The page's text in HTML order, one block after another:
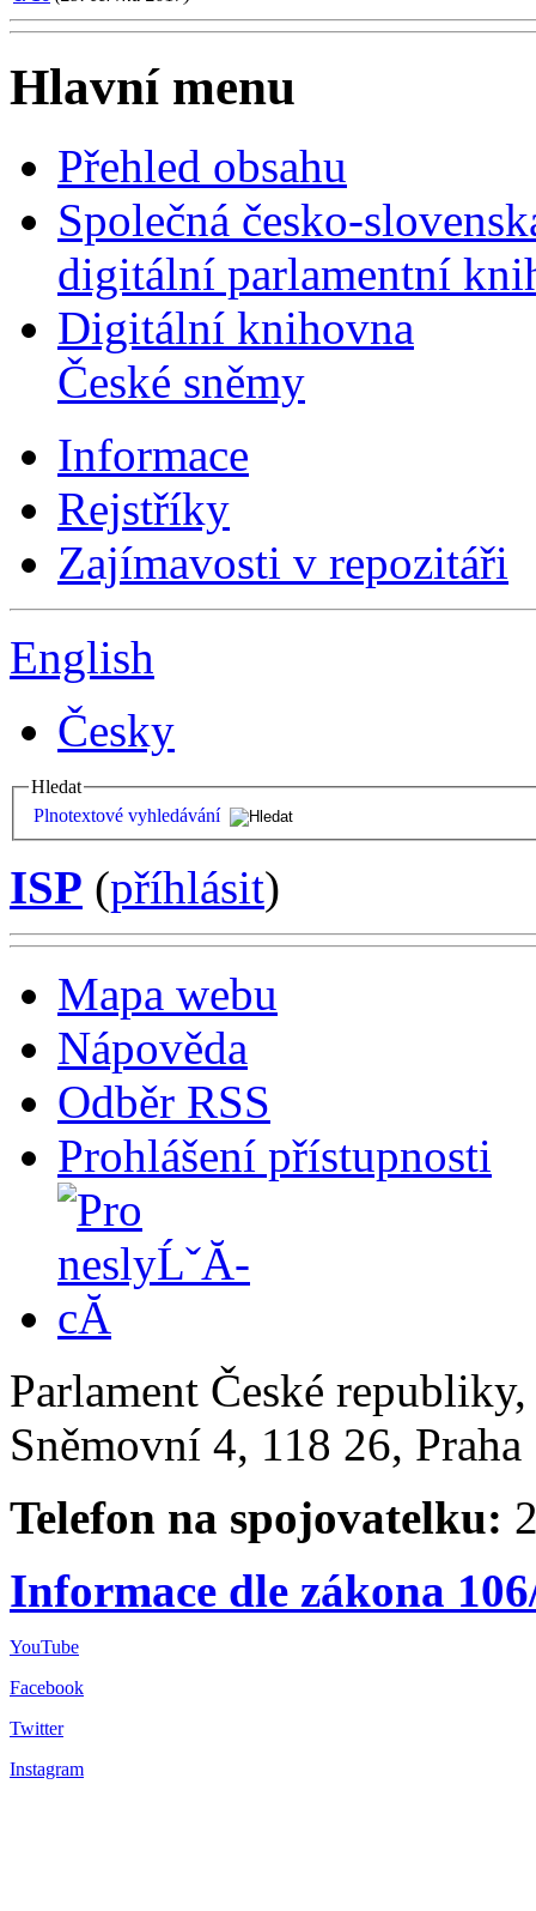
Hlavní menu
Přehled obsahu
Společná česko-
digitální parlamentní
Digitální knihovna
České sněmy
Informace
Rejstříky
Zajímavosti v repozitáři
English
Česky
Hledat
Plnotextové vyhledávání
ISP (příhlásit)
Mapa webu
Nápověda
Odběr RSS
Prohlášení přístupnosti
Parlament České
Sněmovní 4, 118 26,
Telefon na spojovatelku:
Informace dle zákona
YouTube
Facebook
Twitter
Instagram